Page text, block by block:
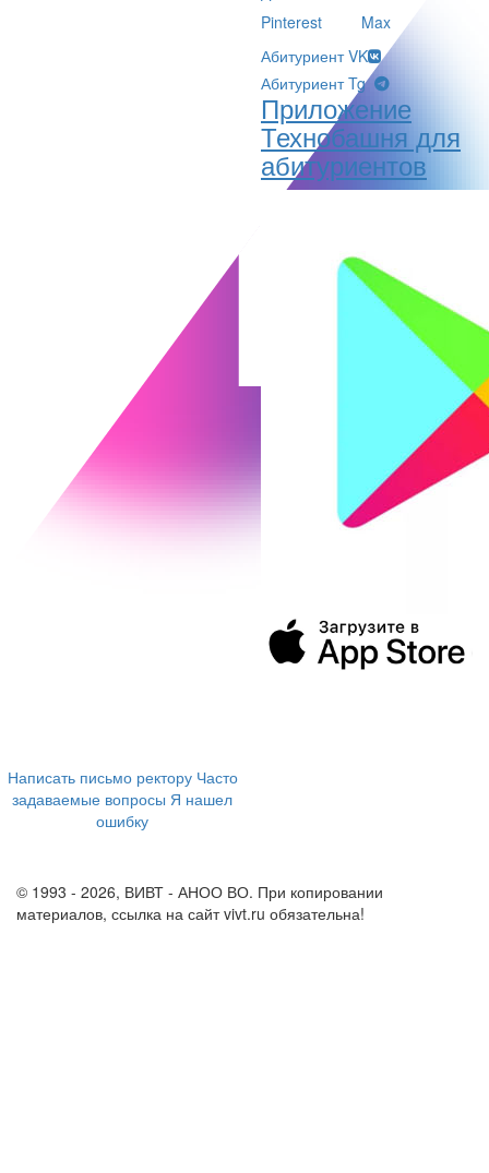
Написать письмо ректору Часто
задаваемые вопросы Я нашел
ошибку
Pinterest
Max
Абитуриент VK
Абитуриент Tg
Приложение
Технобашня для
абитуриентов
© 1993 - 2026, ВИВТ - АНОО ВО. При копировании
материалов, ссылка на сайт vivt.ru обязательна!